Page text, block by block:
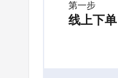
第一步
线上下单